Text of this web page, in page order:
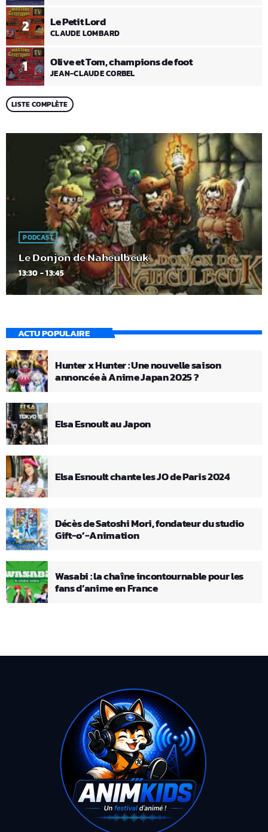
1 Olive et Tom, champions de foot
JEAN-CLAUDE CORBEL
2 Le Petit Lord
CLAUDE LOMBARD
LISTE COMPLÈTE
PODCAST
Le Donjon de Naheulbeuk
13:30 - 13:45
ACTU POPULAIRE
Hunter x Hunter : Une nouvelle saison
annoncée à Anime Japan 2025 ?
Elsa Esnoult au Japon
Elsa Esnoult chante les JO de Paris 2024
Décès de Satoshi Mori, fondateur du studio
Gift-o’-Animation
Wasabi : la chaîne incontournable pour les
fans d’anime en France